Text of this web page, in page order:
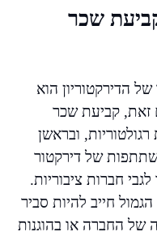
שכר
הדירקטוריון הוא
התשנ"ט–1999. עם זאת, קביעת שכר
ובראשן
של דירקטור
חברות ציבוריות.
חייב להיות סביר
של החברה או בהוגנות